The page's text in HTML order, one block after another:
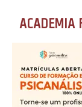
ACADEMIA